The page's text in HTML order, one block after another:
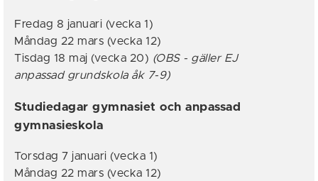
Fredag 8 januari (vecka 1)
Måndag 22 mars (vecka 12)
Tisdag 18 maj (vecka 20) (OBS - gäller EJ
anpassad grundskola åk 7-9)
Studiedagar gymnasiet och anpassad
gymnasieskola
Torsdag 7 januari (vecka 1)
Måndag 22 mars (vecka 12)